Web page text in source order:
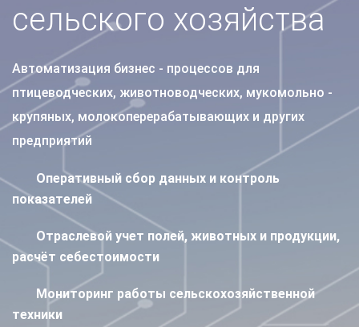
сельского хозяйства
Автоматизация бизнес - процессов для
птицеводческих, животноводческих, мукомольно -
крупяных, молокоперерабатывающих и других
предприятий
Оперативный сбор данных и контроль
показателей
Отраслевой учет полей, животных и продукции,
расчёт себестоимости
Мониторинг работы сельскохозяйственной
техники